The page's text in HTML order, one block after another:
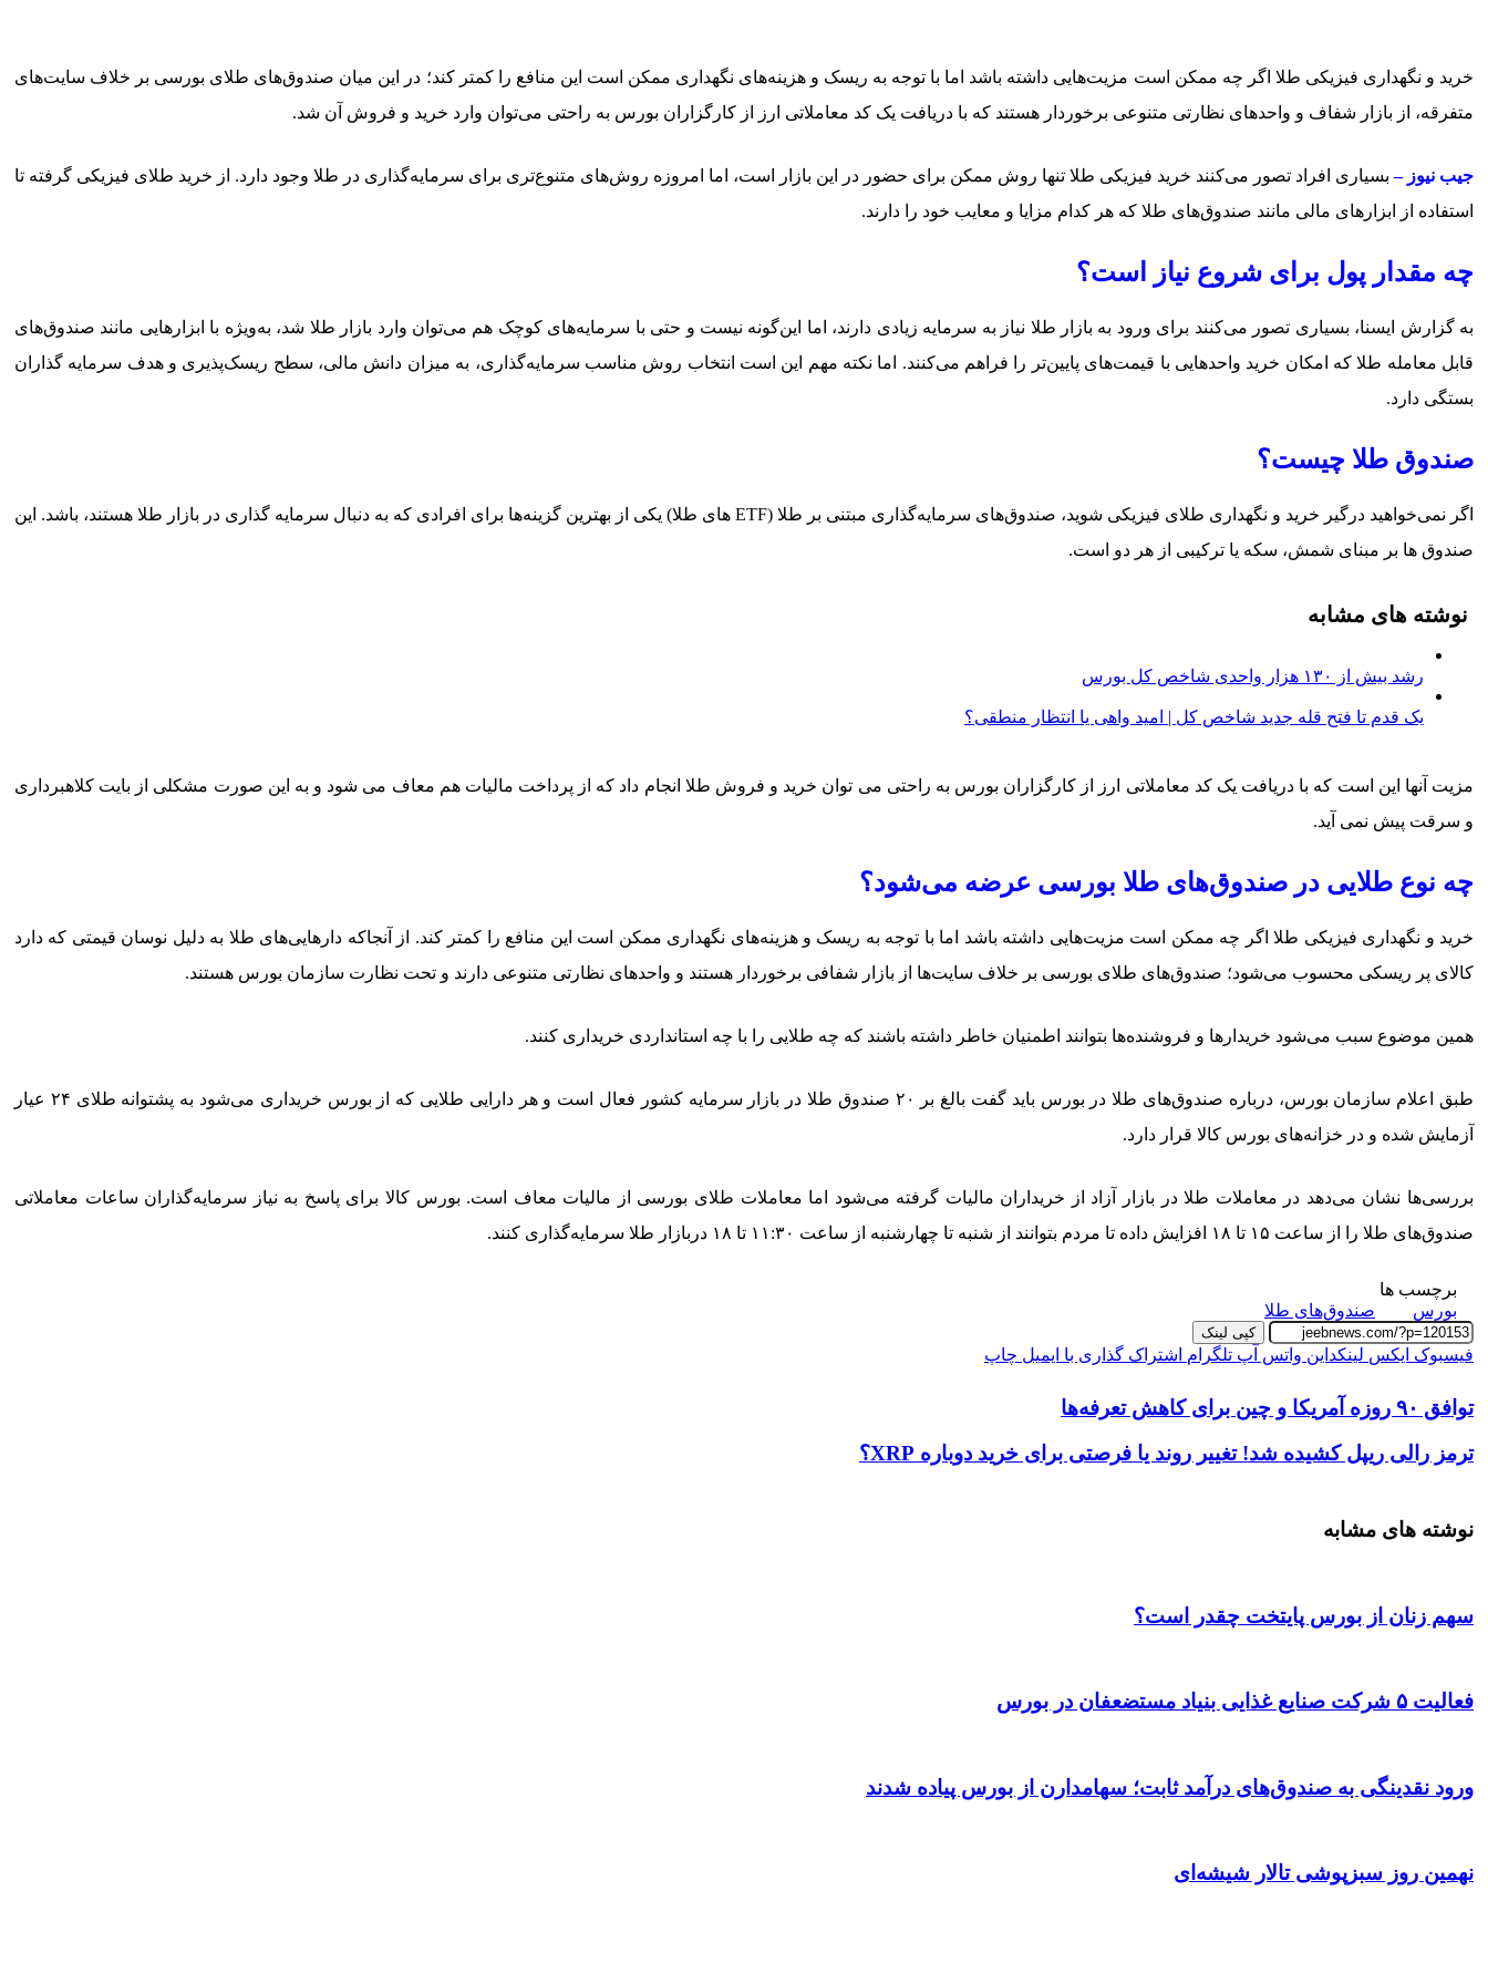
خرید و نگهداری فیزیکی طلا اگر چه ممکن است مزیت‌هایی داشته باشد اما با توجه به ریسک و هزینه‌های نگهداری ممکن است این منافع را کمتر کند؛ در این میان صندوق‌های طلای بورسی بر خلاف سایت‌های
متفرقه، از بازار شفاف و واحدهای نظارتی متنوعی برخوردار هستند که با دریافت یک کد معاملاتی ارز از کارگزاران بورس به راحتی می‌توان وارد خرید و فروش آن شد.
جیب نیوز – بسیاری افراد تصور می‌کنند خرید فیزیکی طلا تنها روش ممکن برای حضور در این بازار است، اما امروزه روش‌های متنوع‌تری برای سرمایه‌گذاری در طلا وجود دارد. از خرید طلای فیزیکی گرفته تا
استفاده از ابزارهای مالی مانند صندوق‌های طلا که هر کدام مزایا و معایب خود را دارند.
چه مقدار پول برای شروع نیاز است؟
به گزارش ایسنا، بسیاری تصور می‌کنند برای ورود به بازار طلا نیاز به سرمایه زیادی دارند، اما این‌گونه نیست و حتی با سرمایه‌های کوچک هم می‌توان وارد بازار طلا شد، به‌ویژه با ابزارهایی مانند صندوق‌های
قابل معامله طلا که امکان خرید واحدهایی با قیمت‌های پایین‌تر را فراهم می‌کنند. اما نکته مهم این است انتخاب روش مناسب سرمایه‌گذاری، به میزان دانش مالی، سطح ریسک‌پذیری و هدف سرمایه گذاران
بستگی دارد.
صندوق طلا چیست؟
اگر نمی‌خواهید درگیر خرید و نگهداری طلای فیزیکی شوید، صندوق‌های سرمایه‌گذاری مبتنی بر طلا (ETF های طلا) یکی از بهترین گزینه‌ها برای افرادی که به دنبال سرمایه گذاری در بازار طلا هستند، باشد. این
صندوق ها بر مبنای شمش، سکه یا ترکیبی از هر دو است.
نوشته های مشابه
رشد بیش از ۱۳۰ هزار واحدی شاخص کل بورس
یک قدم تا فتح قله جدید شاخص کل | امید واهی یا انتظار منطقی؟
مزیت آنها این است که با دریافت یک کد معاملاتی ارز از کارگزاران بورس به راحتی می توان خرید و فروش طلا انجام داد که از پرداخت مالیات هم معاف می شود و به این صورت مشکلی از بایت کلاهبرداری
و سرقت پیش نمی آید.
چه نوع طلایی در صندوق‌های طلا بورسی عرضه می‌شود؟
خرید و نگهداری فیزیکی طلا اگر چه ممکن است مزیت‌هایی داشته باشد اما با توجه به ریسک و هزینه‌های نگهداری ممکن است این منافع را کمتر کند. از آنجاکه دارهایی‌های طلا به دلیل نوسان قیمتی که دارد
کالای پر ریسکی محسوب می‌شود؛ صندوق‌های طلای بورسی بر خلاف سایت‌ها از بازار شفافی برخوردار هستند و واحدهای نظارتی متنوعی دارند و تحت نظارت سازمان بورس هستند.
همین موضوع سبب می‌شود خریدارها و فروشنده‌ها بتوانند اطمنیان خاطر داشته باشند که چه طلایی را با چه استانداردی خریداری کنند.
طبق اعلام سازمان بورس، درباره صندوق‌های طلا در بورس باید گفت بالغ بر ۲۰ صندوق طلا در بازار سرمایه کشور فعال است و هر دارایی طلایی که از بورس خریداری می‌شود به پشتوانه طلای ۲۴ عیار
آزمایش شده و در خزانه‌های بورس کالا قرار دارد.
بررسی‌ها نشان می‌دهد در معاملات طلا در بازار آزاد از خریداران مالیات گرفته می‌شود اما معاملات طلای بورسی از مالیات معاف است. بورس کالا برای پاسخ به نیاز سرمایه‌گذاران ساعات معاملاتی
صندوق‌های طلا را از ساعت ۱۵ تا ۱۸ افزایش داده تا مردم بتوانند از شنبه تا چهارشنبه از ساعت ۱۱:۳۰ تا ۱۸ دربازار طلا سرمایه‌گذاری کنند.
برچسب ها
بورس
صندوق‌های طلا
کپی لینک
فیسبوک ایکس لینکداین واتس آپ تلگرام اشتراک گذاری با ایمیل چاپ
توافق ۹۰ روزه آمریکا و چین برای کاهش تعرفه‌ها
ترمز رالی ریپل کشیده شد! تغییر روند یا فرصتی برای خرید دوباره XRP؟
نوشته های مشابه
سهم زنان از بورس پایتخت چقدر است؟
فعالیت ۵ شرکت صنایع غذایی بنیاد مستضعفان در بورس
ورود نقدینگی به صندوق‌های درآمد ثابت؛ سهامدارن از بورس پیاده شدند
نهمین روز سبزپوشی تالار شیشه‌ای